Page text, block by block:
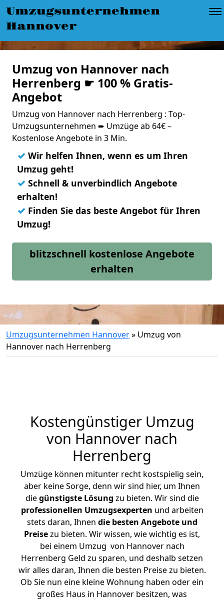
Umzugsunternehmen
Hannover
Umzug von Hannover nach
Herrenberg ☛ 100 % Gratis-
Angebot
Umzug von Hannover nach Herrenberg : Top-
Umzugsunternehmen ➨ Umzüge ab 64€ –
Kostenlose Angebote in 3 Min.
✓ Wir helfen Ihnen, wenn es um Ihren
Umzug geht!
✓ Schnell & unverbindlich Angebote
erhalten!
✓ Finden Sie das beste Angebot für Ihren
Umzug!
blitzschnell kostenlose Angebote
erhalten
Umzugsunternehmen Hannover» Umzug von
Hannover nach Herrenberg
Kostengünstiger Umzug
von Hannover nach
Herrenberg
Umzüge können mitunter recht kostspielig sein,
aber keine Sorge, denn wir sind hier, um Ihnen
diegünstigste Lösung zu bieten. Wir sind die
professionellen Umzugsexperten und arbeiten
stets daran, Ihnen die besten Angebote und
Preisezu bieten. Wir wissen, wie wichtig es ist,
bei einem Umzug von Hannover nach
Herrenberg Geld zu sparen, und deshalb setzen
wir alles daran, Ihnen die besten Preise zu bieten.
Ob Sie nun eine kleine Wohnung haben oder ein
großes Haus in Hannover besitzen, was